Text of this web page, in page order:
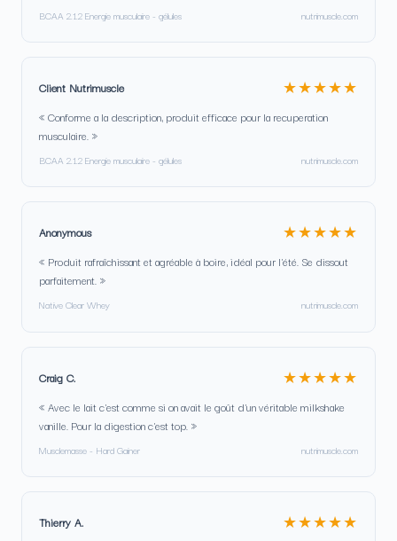
BCAA 2.1.2 Energie musculaire - gélules nutrimuscle.com
Client Nutrimuscle ★★★★★
« Conforme a la description, produit efficace pour la recuperation
musculaire. »
BCAA 2.1.2 Energie musculaire - gélules nutrimuscle.com
Anonymous ★★★★★
« Produit rafraîchissant et agréable à boire, idéal pour l'été. Se dissout
parfaitement. »
Native Clear Whey nutrimuscle.com
Craig C. ★★★★★
« Avec le lait c'est comme si on avait le goût d'un véritable milkshake
vanille. Pour la digestion c'est top. »
Musclemasse - Hard Gainer nutrimuscle.com
Thierry A. ★★★★★